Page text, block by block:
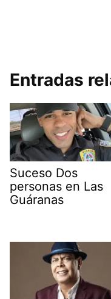
Entradas
Suceso Dos
personas en Las
Guáranas